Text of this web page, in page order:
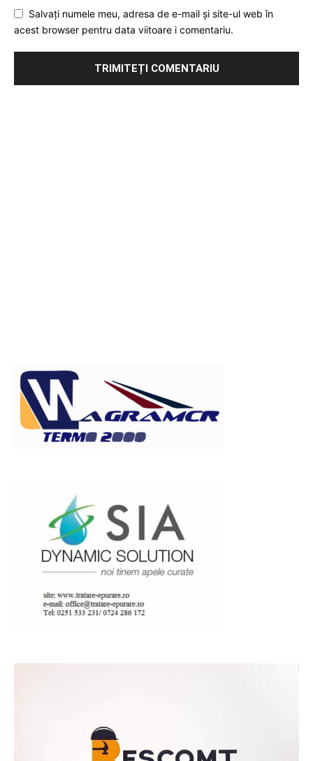
Salvați numele meu, adresa de e-mail și site-ul web în
acest browser pentru data viitoare i comentariu.